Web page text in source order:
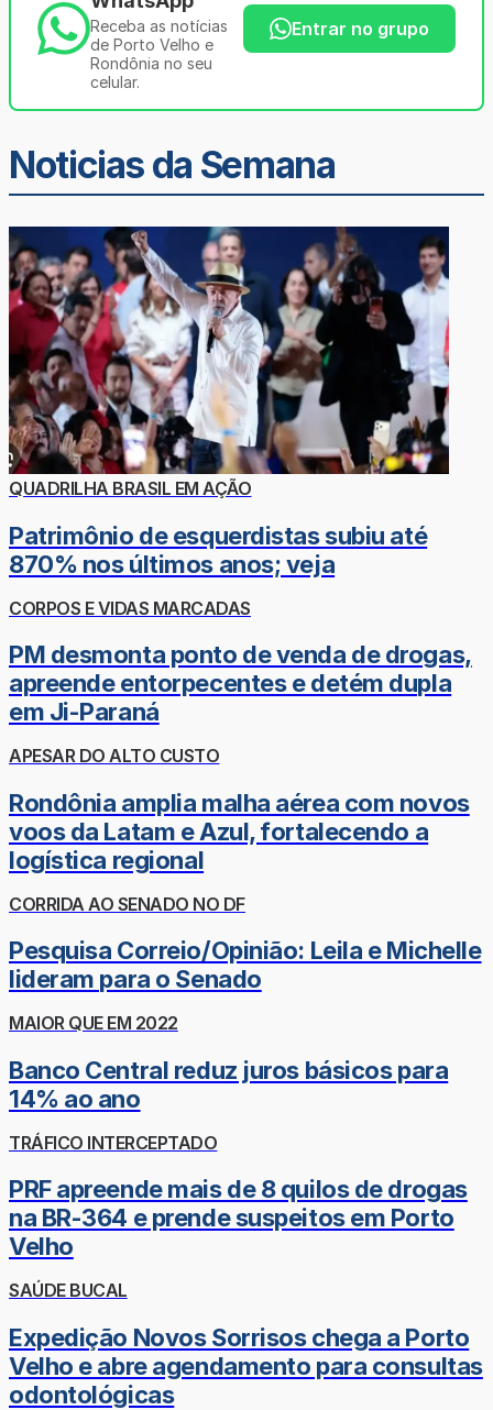
Receba as notícias
de Porto Velho e
Rondônia no seu
celular.
Entrar no grupo
Noticias da Semana
QUADRILHA BRASIL EM AÇÃO
Patrimônio de esquerdistas subiu até
870% nos últimos anos; veja
CORPOS E VIDAS MARCADAS
PM desmonta ponto de venda de drogas,
apreende entorpecentes e detém dupla
em Ji-Paraná
APESAR DO ALTO CUSTO
Rondônia amplia malha aérea com novos
voos da Latam e Azul, fortalecendo a
logística regional
CORRIDA AO SENADO NO DF
Pesquisa Correio/Opinião: Leila e Michelle
lideram para o Senado
MAIOR QUE EM 2022
Banco Central reduz juros básicos para
14% ao ano
TRÁFICO INTERCEPTADO
PRF apreende mais de 8 quilos de drogas
na BR-364 e prende suspeitos em Porto
Velho
SAÚDE BUCAL
Expedição Novos Sorrisos chega a Porto
Velho e abre agendamento para consultas
odontológicas